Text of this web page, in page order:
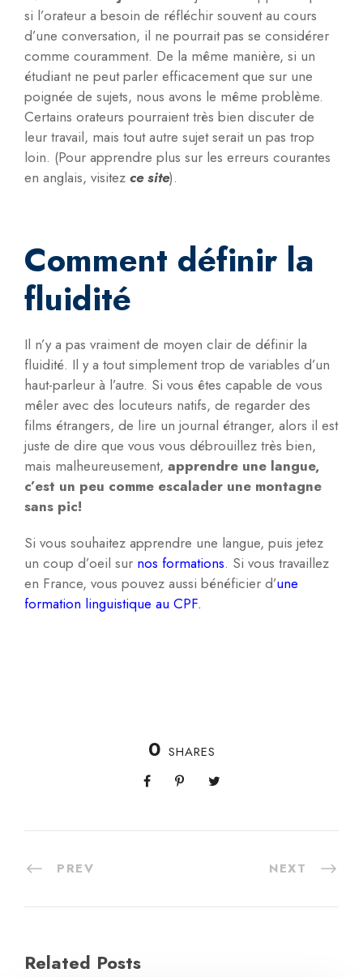
si l’orateur a besoin de réfléchir souvent au cours
d’une conversation, il ne pourrait pas se considérer
comme couramment. De la même manière, si un
étudiant ne peut parler efficacement que sur une
poignée de sujets, nous avons le même problème.
Certains orateurs pourraient très bien discuter de
leur travail, mais tout autre sujet serait un pas trop
loin. (Pour apprendre plus sur les erreurs courantes
en anglais, visitez ce site).
Comment définir la
fluidité
Il n’y a pas vraiment de moyen clair de définir la
fluidité. Il y a tout simplement trop de variables d’un
haut-parleur à l’autre. Si vous êtes capable de vous
mêler avec des locuteurs natifs, de regarder des
films étrangers, de lire un journal étranger, alors il est
juste de dire que vous vous débrouillez très bien,
mais malheureusement, apprendre une langue,
c’est un peu comme escalader une montagne
sans pic!
Si vous souhaitez apprendre une langue, puis jetez
un coup d’oeil sur nos formations. Si vous travaillez
en France, vous pouvez aussi bénéficier d’une
formation linguistique au CPF.
0 SHARES
PREV NEXT
Related Posts